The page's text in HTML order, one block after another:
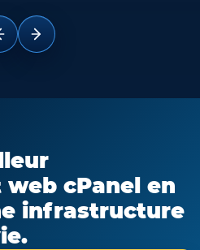
cPanel en
infrastructure